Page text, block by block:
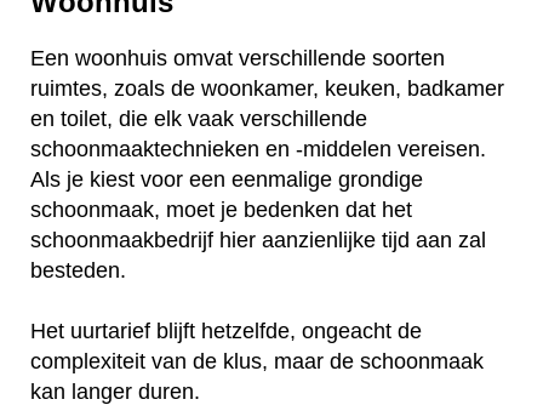
Een woonhuis omvat verschillende soorten
ruimtes, zoals de woonkamer, keuken, badkamer
en toilet, die elk vaak verschillende
schoonmaaktechnieken en -middelen vereisen.
Als je kiest voor een eenmalige grondige
schoonmaak, moet je bedenken dat het
schoonmaakbedrijf hier aanzienlijke tijd aan zal
besteden.
Het uurtarief blijft hetzelfde, ongeacht de
complexiteit van de klus, maar de schoonmaak
kan langer duren.